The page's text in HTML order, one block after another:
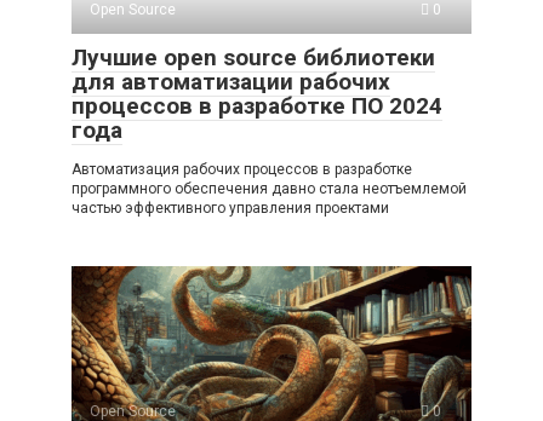
Open Source
0
Лучшие open source библиотеки
для автоматизации рабочих
процессов в разработке ПО 2024
года
Автоматизация рабочих процессов в разработке
программного обеспечения давно стала неотъемлемой
частью эффективного управления проектами
Open Source 0